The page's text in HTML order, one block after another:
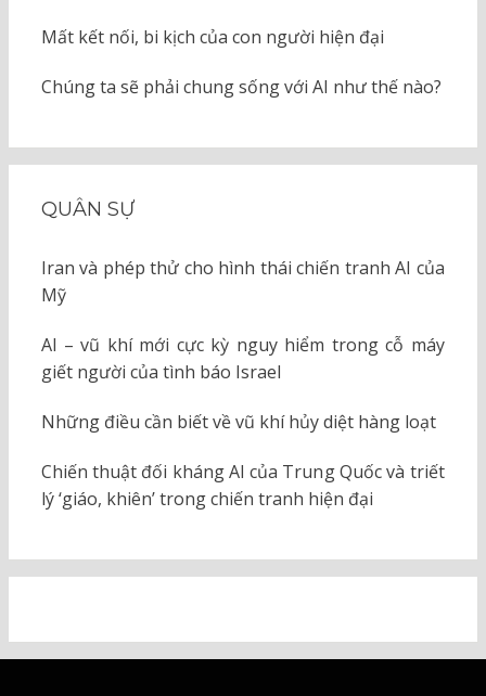
Mất kết nối, bi kịch của con người hiện đại
Chúng ta sẽ phải chung sống với AI như thế nào?
QUÂN SỰ
Iran và phép thử cho hình thái chiến tranh AI của
Mỹ
AI – vũ khí mới cực kỳ nguy hiểm trong cỗ máy
giết người của tình báo Israel
Những điều cần biết về vũ khí hủy diệt hàng loạt
Chiến thuật đối kháng AI của Trung Quốc và triết
lý ‘giáo, khiên’ trong chiến tranh hiện đại